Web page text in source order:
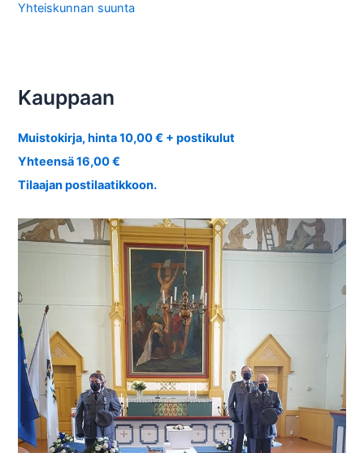
Yhteiskunnan suunta
Kauppaan
Muistokirja, hinta 10,00 € + postikulut
Yhteensä 16,00 €
Tilaajan postilaatikkoon.